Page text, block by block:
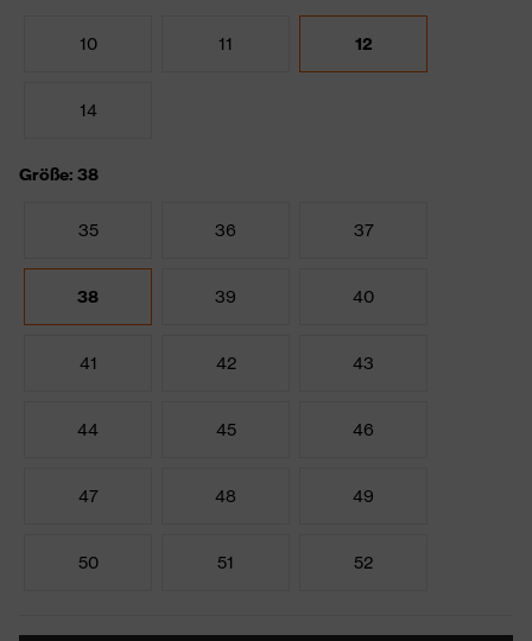
10 11 12
14
Größe: 38
35 36 37
38 39 40
41 42 43
44 45 46
47 48 49
50 51 52